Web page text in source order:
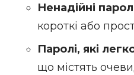
Ненадійні
короткі або
Паролі, які
що містять